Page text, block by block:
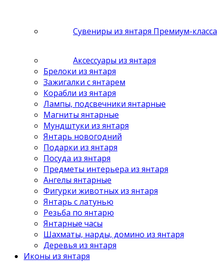
Сувениры из янтаря Премиум-класса
Аксессуары из янтаря
Брелоки из янтаря
Зажигалки с янтарем
Корабли из янтаря
Лампы, подсвечники янтарные
Магниты янтарные
Мундштуки из янтаря
Янтарь новогодний
Подарки из янтаря
Посуда из янтаря
Предметы интерьера из янтаря
Ангелы янтарные
Фигурки животных из янтаря
Янтарь с латунью
Резьба по янтарю
Янтарные часы
Шахматы, нарды, домино из янтаря
Деревья из янтаря
Иконы из янтаря